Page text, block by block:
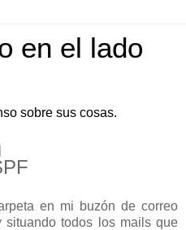
en el lado
sobre sus cosas.
en mi buzón de correo
situando todos los mails que